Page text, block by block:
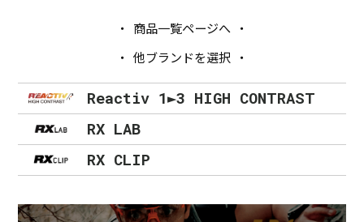
商品一覧ページへ
他ブランドを選択
Reactiv 1►3 HIGH CONTRAST
RX LAB
RX CLIP